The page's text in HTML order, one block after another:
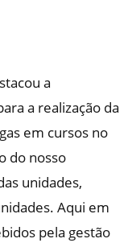
a
a realização da
em cursos no
do nosso
unidades,
Aqui em
pela gestão